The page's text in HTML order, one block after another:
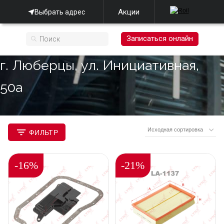
Выбрать адрес Акции
Записаться онлайн
г. Люберцы, ул. Инициативная,
50а
ФИЛЬТР
-16% -21%